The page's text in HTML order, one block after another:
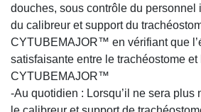
douches, sous contrôle du personnel
du calibreur et support du
CYTUBEMAJOR™ en vérifiant que
satisfaisante entre le trachéostome et
CYTUBEMAJOR™
-Au quotidien : Lorsqu’il ne sera plus